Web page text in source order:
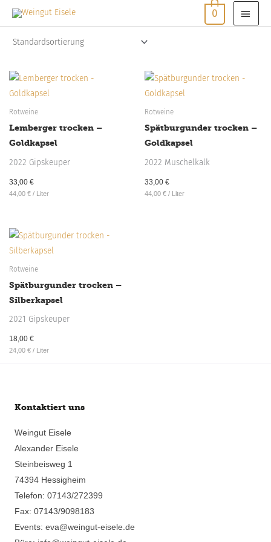
Zum
springen
0
Rotweine
Lemberger trocken –
Goldkapsel
2022 Gipskeuper
33,00 €
44,00 € / Liter
Rotweine
Spätburgunder trocken –
Goldkapsel
2022 Muschelkalk
33,00 €
44,00 € / Liter
Rotweine
Spätburgunder trocken –
Silberkapsel
2021 Gipskeuper
18,00 €
24,00 € / Liter
Kontaktiert uns
Weingut Eisele
Alexander Eisele
Steinbeisweg 1
74394 Hessigheim
Telefon: 07143/272399
Fax: 07143/9098183
Events: eva@weingut-eisele.de